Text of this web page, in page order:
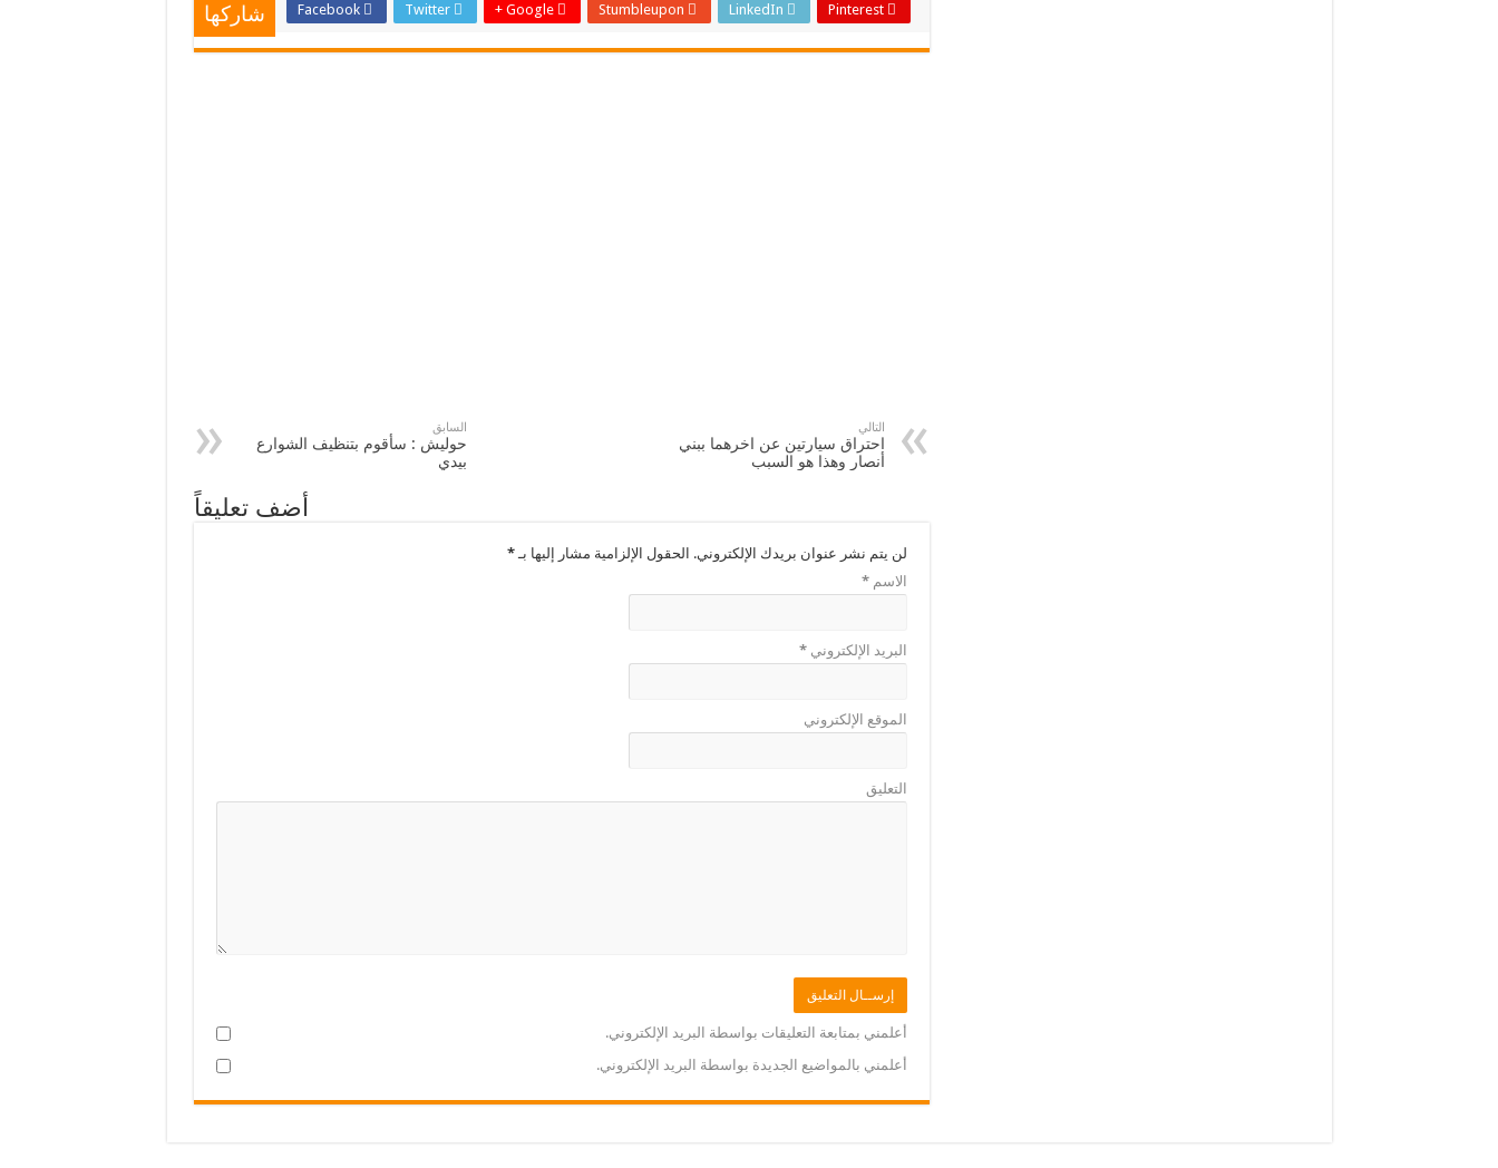
شاركها Facebook Twitter Google + Stumbleupon LinkedIn Pinterest
السابق
حوليش : سأقوم بتنظيف الشوارع
بيدي
التالي
احتراق سيارتين عن اخرهما ببني
أنصار وهذا هو السبب
أضف تعليقاً
لن يتم نشر عنوان بريدك الإلكتروني. الحقول الإلزامية مشار إليها بـ*
الاسم*
البريد الإلكتروني*
الموقع الإلكتروني
التعليق
أعلمني بمتابعة التعليقات بواسطة البريد الإلكتروني.
أعلمني بالمواضيع الجديدة بواسطة البريد الإلكتروني.